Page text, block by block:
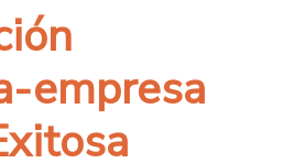
empresa